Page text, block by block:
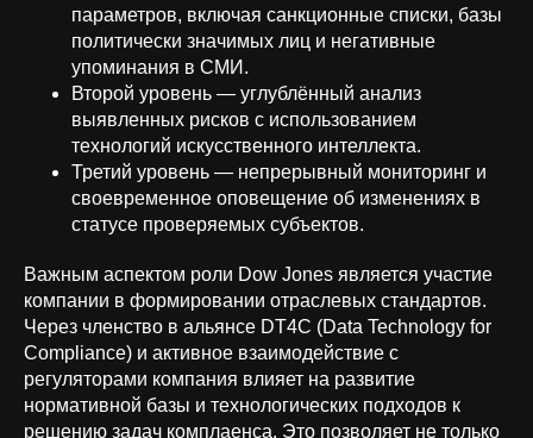
параметров, включая санкционные списки, базы
политически значимых лиц и негативные
упоминания в СМИ.
Второй уровень — углублённый анализ
выявленных рисков с использованием
технологий искусственного интеллекта.
Третий уровень — непрерывный мониторинг и
своевременное оповещение об изменениях в
статусе проверяемых субъектов.
Важным аспектом роли Dow Jones является участие
компании в формировании отраслевых стандартов.
Через членство в альянсе DT4C (Data Technology for
Compliance) и активное взаимодействие с
регуляторами компания влияет на развитие
нормативной базы и технологических подходов к
решению задач комплаенса. Это позволяет не только